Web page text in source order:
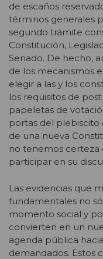
de escaños
términos generales
segundo trámite
Constitución,
Senado. De hecho,
de los mecanismos
elegir a las y los
los requisitos de
papeletas de
portas del plebiscito
de una nueva
no tenemos
participar en su
Las evidencias que
fundamentales no
momento social y
convierten en un
agenda pública
demandados. Estos